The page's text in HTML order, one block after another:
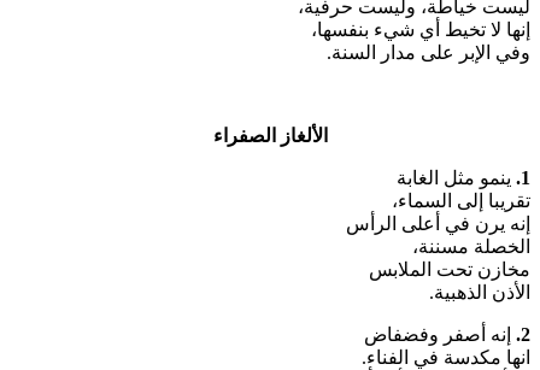
ليست خياطة، وليست حرفية،
إنها لا تخيط أي شيء بنفسها،
وفي الإبر على مدار السنة.
الألغاز الصفراء
1. ينمو مثل الغابة
تقريبا إلى السماء،
إنه يرن في أعلى الرأس
الخصلة مسننة،
مخازن تحت الملابس
الأذن الذهبية.
2.
إنه أصفر وفضفاض
انها مكدسة في الفناء.